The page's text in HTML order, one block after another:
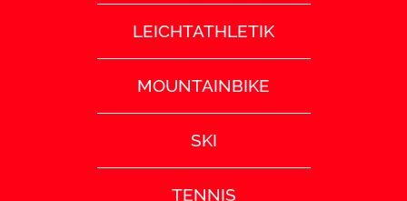
LEICHTATHLETIK
MOUNTAINBIKE
SKI
TENNIS